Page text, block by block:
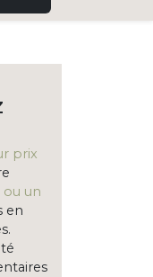
prix
ou un
en